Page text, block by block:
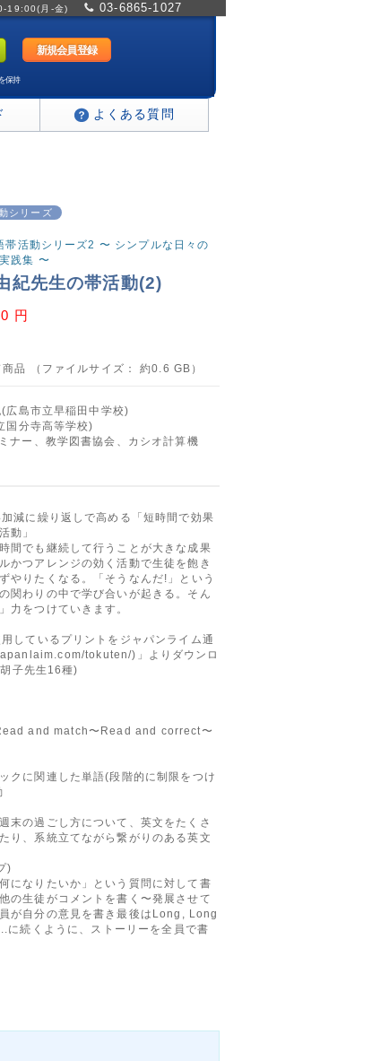
19:00(月-金) 03-6865-1027
新規会員登録
保持
よくある質問
シリーズ
活動シリーズ2 〜 シンプルな日々の
践集 〜
先生の帯活動(2)
円
品 （ファイルサイズ： 約0.6 GB）
広島市立早稲田中学校)
国分寺高等学校)
ナー、教学図書協会、カシオ計算機
減に繰り返しで高める「短時間で効果
動」
間でも継続して行うことが大きな成果
かつアレンジの効く活動で生徒を飽き
やりたくなる。「そうなんだ!」という
関わりの中で学び合いが起きる。そん
力をつけていきます。
しているプリントをジャパンライム通
tokuten/)」よりダウンロ
子先生16種)
and match〜Read and correct〜
に関連した単語(段階的に制限をつけ
の過ごし方について、英文をたくさ
り、系統立てながら繋がりのある英文
)
なりたいか」という質問に対して書
の生徒がコメントを書く〜発展させて
が自分の意見を書き最後はLong, Long
続くように、ストーリーを全員で書